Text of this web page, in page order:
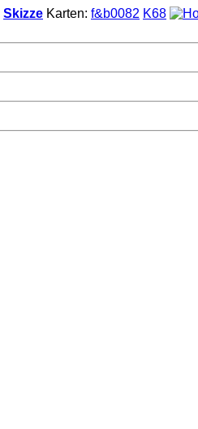
Skizze Karten: f&b0082 K68